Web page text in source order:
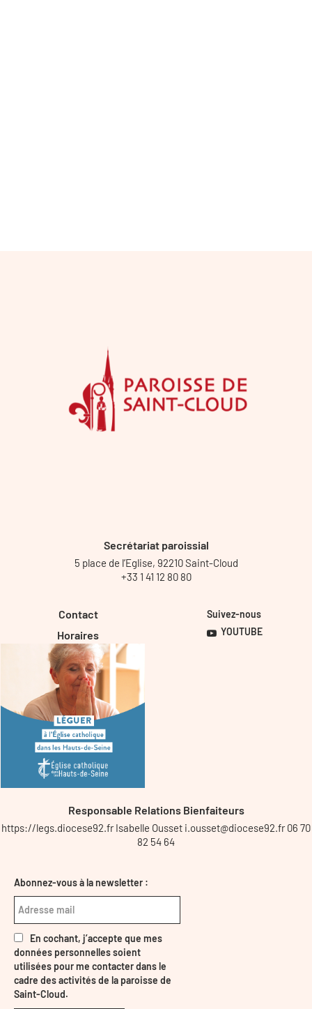
Secrétariat paroissial
5 place de l’Eglise, 92210 Saint-Cloud
+33 1 41 12 80 80
Contact
Horaires
Suivez-nous
YOUTUBE
Responsable Relations Bienfaiteurs
https://legs.diocese92.fr Isabelle Ousset i.ousset@diocese92.fr 06 70
82 54 64
Abonnez-vous à la newsletter :
En cochant, j’accepte que mes
données personnelles soient
utilisées pour me contacter dans le
cadre des activités de la paroisse de
Saint-Cloud.